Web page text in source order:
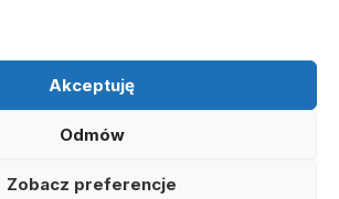
Akceptuję
Odmów
Zobacz preferencje
Realizacja:Softres Sp. z o. o.